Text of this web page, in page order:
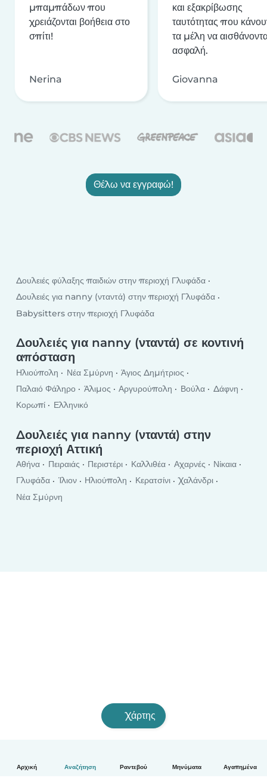
Αρχική Αναζήτηση Ραντεβού Μηνύματα Αγαπημένα
μπαμπάδων που
χρειάζονται βοήθεια στο
σπίτι!
Nerina
και εξακρίβωσης
ταυτότητας που
τα μέλη να
ασφαλή.
Giovanna
Θέλω να εγγραφώ!
Δουλειές φύλαξης παιδιών στην περιοχή Γλυφάδα
Δουλειές για nanny (νταντά) στην περιοχή Γλυφάδα
Babysitters στην περιοχή Γλυφάδα
Δουλειές για nanny (νταντά) σε κοντινή
απόσταση
Ηλιούπολη Νέα Σμύρνη
Άγιος Δημήτριος
Παλαιό Φάληρο
Άλιμος Αργυρούπολη Βούλα
Δάφνη
Κορωπί
Ελληνικό
Δουλειές για nanny (νταντά) στην
περιοχή Αττική
Αθήνα Πειραιάς Περιστέρι Καλλιθέα Αχαρνές
Νίκαια
Γλυφάδα
Ίλιον Ηλιούπολη Κερατσίνι
Χαλάνδρι
Νέα Σμύρνη
Χάρτης